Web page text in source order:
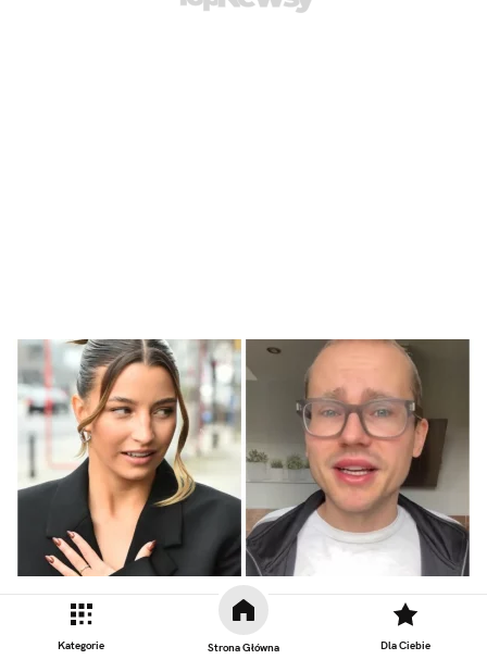
Kategorie Strona Główna Dla Ciebie
Obsługiwał w drogerii Julię Wieniawę.
Żadnej znanej osoby tak źle nie